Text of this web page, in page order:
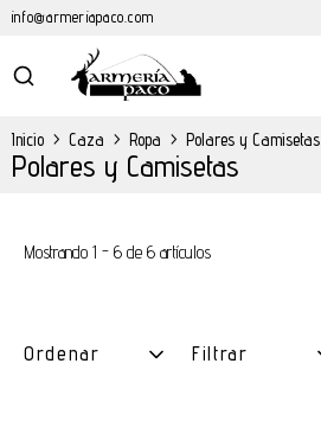
info@armeriapaco.com
Inicio > Caza > Ropa > Polares y Camisetas
Polares y Camisetas
Mostrando 1 - 6 de 6 artículos
Ordenar Filtrar